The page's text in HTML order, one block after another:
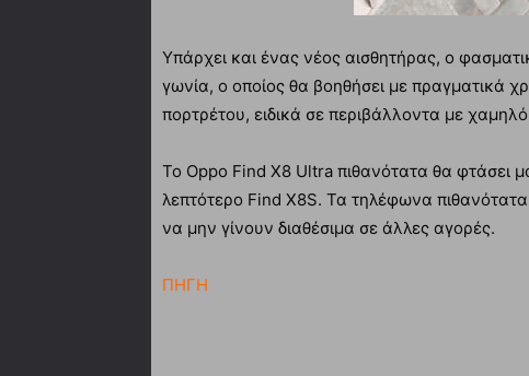
Υπάρχει και ένας νέος αισθητήρας, ο
γωνία, ο οποίος θα βοηθήσει με πραγματικά
πορτρέτου, ειδικά σε περιβάλλοντα με
Το Oppo Find X8 Ultra πιθανότατα θα φτάσει
λεπτότερο Find X8S. Τα τηλέφωνα πιθανότατα
να μην γίνουν διαθέσιμα σε άλλες αγορές.
ΠΗΓΗ